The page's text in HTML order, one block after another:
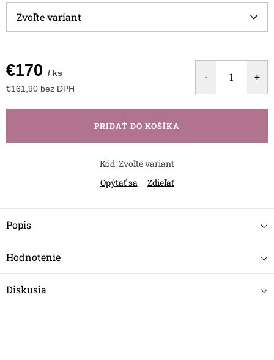
€170 / ks
€161,90 bez DPH
cena:
PRIDAŤ DO KOŠÍKA
Kód:Zvoľte variant
Opýtať sa
Zdieľať
Popis
Hodnotenie
Diskusia